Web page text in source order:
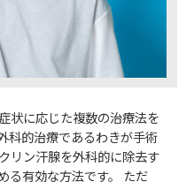
状に応じた複数の治療法を
科的治療であるわきが手術
リン汗腺を外科的に除去す
る有効な方法です。 ただ